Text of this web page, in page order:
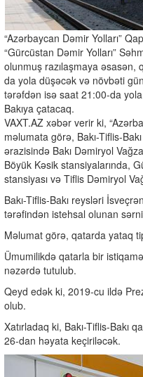
“Azərbaycan Dəmir Yolları”
“Gürcüstan Dəmir Yolları”
olunmuş razılaşmaya əsasən,
da yola düşəcək və növbəti
tərəfdən isə saat 21:00-da
Bakıya çatacaq.
VAXT.AZ xəbər verir ki,
məlumata görə, Bakı-Tiflis-
ərazisində Bakı Dəmiryol
Böyük Kəsik stansiyalarında,
stansiyası və Tiflis Dəmiryol
Bakı-Tiflis-Bakı reysləri
tərəfindən istehsal olunan
Məlumat görə, qatarda yataq
Ümumilikdə qatarla bir
nəzərdə tutulub.
Qeyd edək ki, 2019-cu ildə
olub.
Xatırladaq ki, Bakı-Tiflis-Bakı
26-dan həyata keçiriləcək.